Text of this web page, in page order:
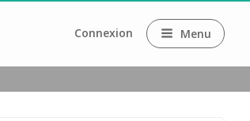
Connexion Menu